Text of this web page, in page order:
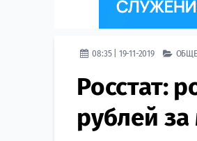
08:35 | 19-11-2019
Росстат:
рублей